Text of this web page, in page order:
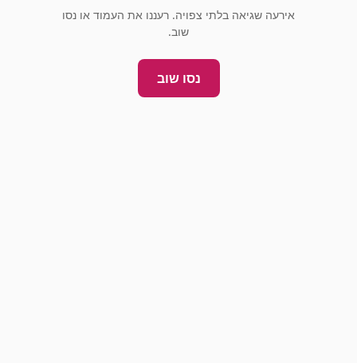
אירעה שגיאה בלתי צפויה. רעננו את העמוד או נסו
שוב.
נסו שוב